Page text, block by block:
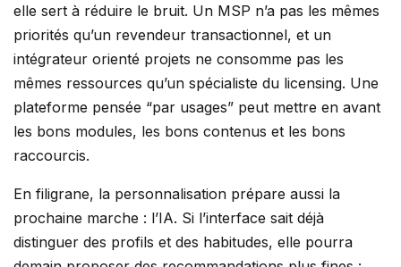
elle sert à réduire le bruit. Un MSP n’a pas les mêmes
priorités qu’un revendeur transactionnel, et un
intégrateur orienté projets ne consomme pas les
mêmes ressources qu’un spécialiste du licensing. Une
plateforme pensée “par usages” peut mettre en avant
les bons modules, les bons contenus et les bons
raccourcis.
En filigrane, la personnalisation prépare aussi la
prochaine marche : l’IA. Si l’interface sait déjà
distinguer des profils et des habitudes, elle pourra